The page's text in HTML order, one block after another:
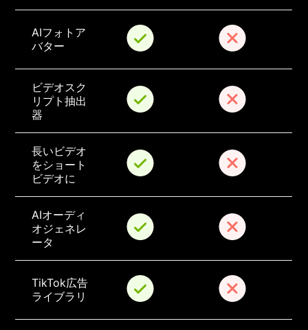
AIフォトア
バター
ビデオスク
リプト抽出
器
長いビデオ
をショート
ビデオに
AIオーディ
オジェネレ
ータ
TikTok広告
ライブラリ